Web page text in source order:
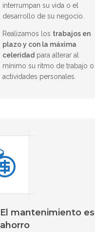
interrumpan su vida o el
desarrollo de su negocio.
Realizamos los trabajos en
plazo y con la máxima
celeridad para alterar al
mínimo su ritmo de trabajo o
actividades personales.
El mantenimiento es
ahorro